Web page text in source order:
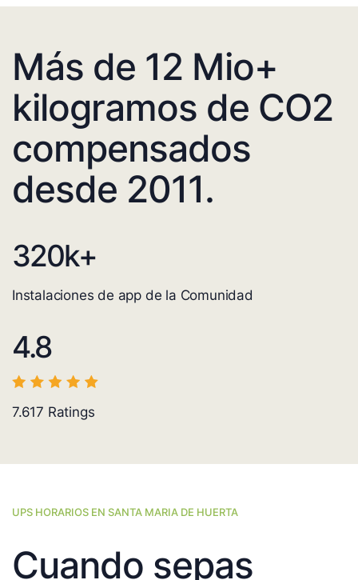
Más de 12 Mio+
kilogramos de CO2
compensados
desde 2011.
320k+
Instalaciones de app de la Comunidad
4.8
7.617 Ratings
UPS HORARIOS EN SANTA MARIA DE HUERTA
Cuando sepas